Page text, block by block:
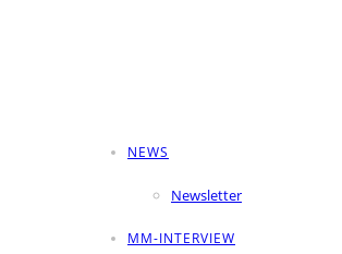
NEWS
Newsletter
MM-INTERVIEW